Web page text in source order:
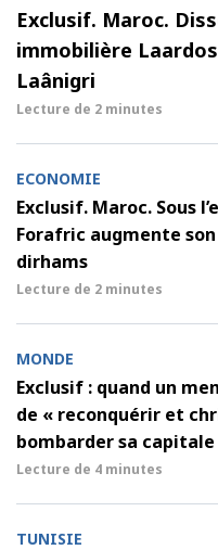
Exclusif. Maroc.
immobilière
Laânigri
Lecture de 2 minutes
ECONOMIE
Exclusif. Maroc. Sous
Forafric augmente
dirhams
Lecture de 2 minutes
MONDE
Exclusif : quand un
de « reconquérir et
bombarder sa capitale
Lecture de 4 minutes
TUNISIE